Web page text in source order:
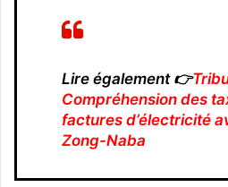
Lire également 👉
Compréhension des
factures d’électricité
Zong-Naba